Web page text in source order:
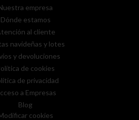
empresa
Dónde estamos
al cliente
navideñas y lotes
y devoluciones
de cookies
de privacidad
a Empresas
Blog
cookies